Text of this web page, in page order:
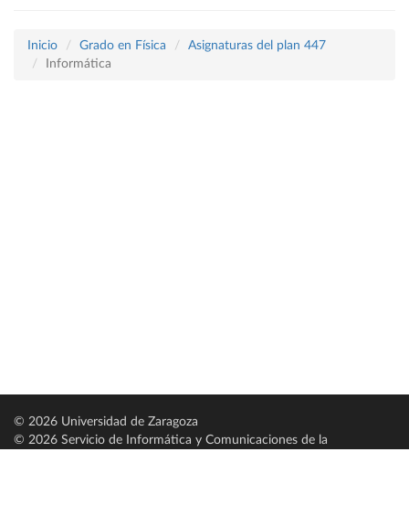
Inicio Grado en Física
Asignaturas del plan 447
Informática
© 2026 Universidad de Zaragoza
© 2026 Servicio de Informática y Comunicaciones de la